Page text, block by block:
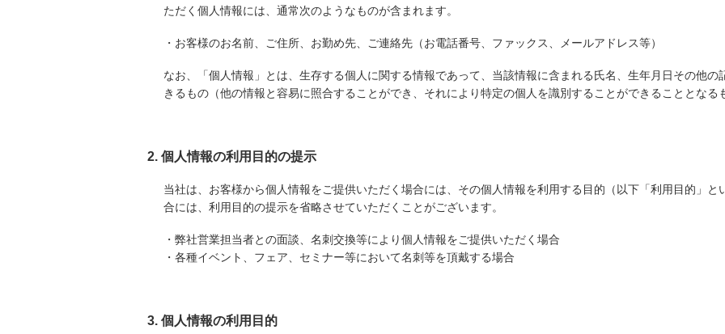
ただく個人情報には、通常次のようなものが含まれます。
・お客様のお名前、ご住所、お勤め先、ご連絡先（お電話番号、ファックス、メールアドレス等）
なお、「個人情報」とは、生存する個人に関する情報であって、当該情報に含まれる氏名、生年月日その他
きるもの（他の情報と容易に照合することができ、それにより特定の個人を識別することができることとなる
2. 個人情報の利用目的の提示
当社は、お客様から個人情報をご提供いただく場合には、その個人情報を利用する目的（以下「利用目的」
合には、利用目的の提示を省略させていただくことがございます。
・弊社営業担当者との面談、名刺交換等により個人情報をご提供いただく場合
・各種イベント、フェア、セミナー等において名刺等を頂戴する場合
3. 個人情報の利用目的